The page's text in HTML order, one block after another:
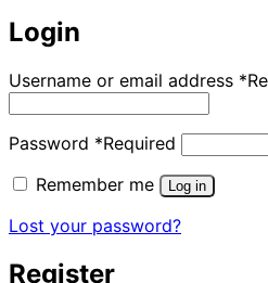
Login
Username or email address *
Password *Required
Remember me
Log in
Lost your password?
Register